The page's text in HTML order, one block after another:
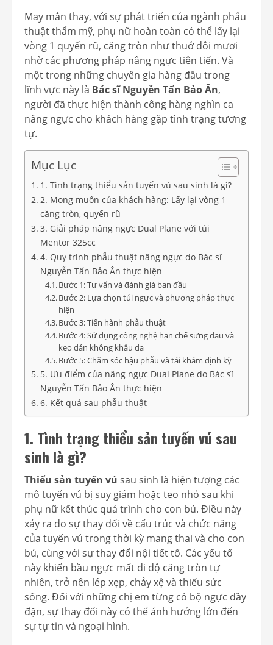
May mắn thay, với sự phát triển của ngành phẫu
thuật thẩm mỹ, phụ nữ hoàn toàn có thể lấy lại
vòng 1 quyến rũ, căng tròn như thuở đôi mươi
nhờ các phương pháp nâng ngực tiên tiến. Và
một trong những chuyên gia hàng đầu trong
lĩnh vực này là Bác sĩ Nguyễn Tấn Bảo Ân,
người đã thực hiện thành công hàng nghìn ca
nâng ngực cho khách hàng gặp tình trạng tương
tự.
Mục Lục
1. Tình trạng thiểu sản tuyến vú sau sinh là gì?
2. Mong muốn của khách hàng: Lấy lại vòng 1
căng tròn, quyến rũ
3. Giải pháp nâng ngực Dual Plane với túi
Mentor 325cc
4. Quy trình phẫu thuật nâng ngực do Bác sĩ
Nguyễn Tấn Bảo Ân thực hiện
Bước 1: Tư vấn và đánh giá ban đầu
Bước 2: Lựa chọn túi ngực và phương pháp thực
hiện
Bước 3: Tiến hành phẫu thuật
Bước 4: Sử dụng công nghệ hạn chế sưng đau và
keo dán không khâu da
Bước 5: Chăm sóc hậu phẫu và tái khám định kỳ
5. Ưu điểm của nâng ngực Dual Plane do Bác sĩ
Nguyễn Tấn Bảo Ân thực hiện
6. Kết quả sau phẫu thuật
1. Tình trạng thiểu sản tuyến vú sau
sinh là gì?
Thiểu sản tuyến vú sau sinh là hiện tượng các
mô tuyến vú bị suy giảm hoặc teo nhỏ sau khi
phụ nữ kết thúc quá trình cho con bú. Điều này
xảy ra do sự thay đổi về cấu trúc và chức năng
của tuyến vú trong thời kỳ mang thai và cho con
bú, cùng với sự thay đổi nội tiết tố. Các yếu tố
này khiến bầu ngực mất đi độ căng tròn tự
nhiên, trở nên lép xẹp, chảy xệ và thiếu sức
sống. Đối với những chị em từng có bộ ngực đầy
đặn, sự thay đổi này có thể ảnh hưởng lớn đến
sự tự tin và ngoại hình.